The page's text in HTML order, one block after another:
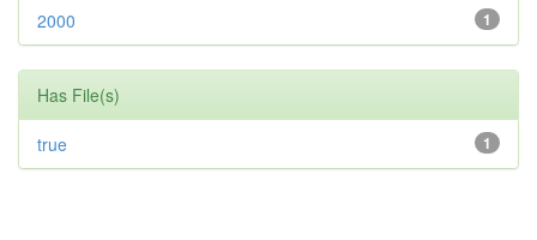
1
2000
Has File(s)
1
true